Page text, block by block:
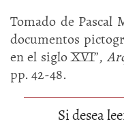
Tomado de Pascal
documentos
en el siglo XVI”,
pp. 42-48.
Si desea